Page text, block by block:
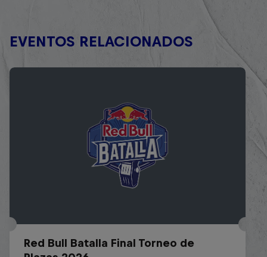
EVENTOS RELACIONADOS
Red Bull Batalla Final Torneo de